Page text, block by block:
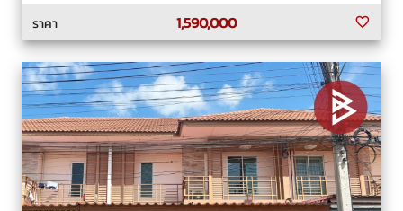
ราคา
1,590,000